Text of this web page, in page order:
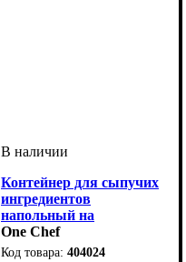
Контейнер для сыпучих
ингредиентов
напольный на
колесиках 82 л
One Chef
404024